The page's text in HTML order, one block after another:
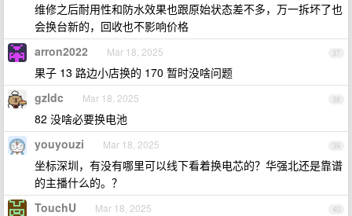
维修之后耐用性和防水效果也跟原始状态差不多，万一拆坏了也
会换台新的，回收也不影响价格
37
arron2022 Mar 18, 2025
果子 13 路边小店换的 170 暂时没啥问题
38
gzldc Mar 18, 2025
82 没啥必要换电池
39
youyouzi Mar 18, 2025
坐标深圳，有没有哪里可以线下看着换电芯的？华强北还是靠谱
的主播什么的。？
40
TouchU Mar 18, 2025